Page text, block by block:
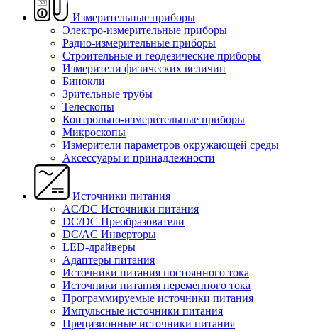
Измерительные приборы
Электро-измерительные приборы
Радио-измерительные приборы
Строительные и геодезические приборы
Измерители физических величин
Бинокли
Зрительные трубы
Телескопы
Контрольно-измерительные приборы
Микроскопы
Измерители параметров окружающей среды
Аксессуары и принадлежности
Источники питания
AC/DC Источники питания
DC/DC Преобразователи
DC/AC Инверторы
LED-драйверы
Адаптеры питания
Источники питания постоянного тока
Источники питания переменного тока
Программируемые источники питания
Импульсные источники питания
Прецизионные источники питания